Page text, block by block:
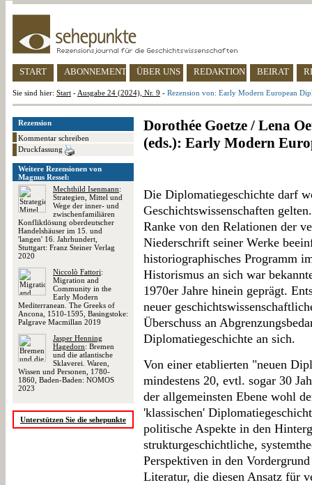
START ABONNEMENT ÜBER UNS REDAKTION BEIRAT
Sie sind hier: Start - Ausgabe 24 (2024), Nr. 9 - Rezension von: Early Modern European
Rezension
Kommentar schreiben
Druckfassung
Weitere Rezensionen von
Magnus Ressel:
Mechthild Isenmann:
Strategien, Mittel und
Wege der inner- und
zwischenfamiliären
Konfliktlösung oberdeutscher
Handelshäuser im 15. und
'langen' 16. Jahrhundert,
Stuttgart: Franz Steiner Verlag
2020
Niccolò Fattori:
Migration and
Community in the
Early Modern
Mediterranean. The Greeks of
Ancona, 1510-1595, Basingstoke:
Palgrave Macmillan 2019
Jasper Henning
Hagedorn: Bremen
und die atlantische
Sklaverei. Waren,
Wissen und Personen, 1780-
1860, Baden-Baden: NOMOS
2023
Unterstützen Sie die sehepunkte
Dorothée Goetze / Lena
(eds.): Early Modern
Die Diplomatiegeschichte darf
Geschichtswissenschaften
Ranke von den Relationen der
Niederschrift seiner Werke
historiographisches Programm
Historismus an sich war
1970er Jahre hinein geprägt.
neuer
Überschuss an
Diplomatiegeschichte an sich.
Von einer etablierten "neuen
mindestens 20, evtl. sogar 30
der allgemeinsten Ebene wohl
'klassischen'
politische Aspekte in den
strukturgeschichtliche,
Perspektiven in den
Literatur, die diesen Ansatz für